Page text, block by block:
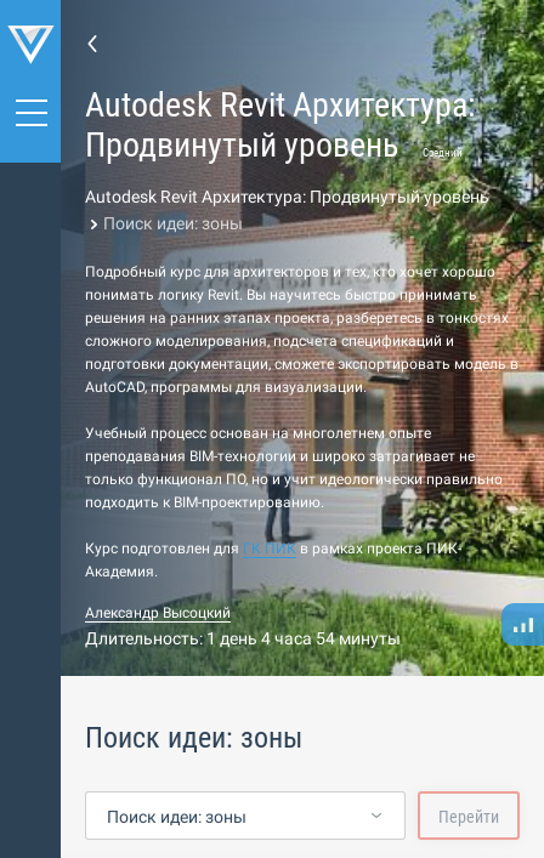
Autodesk Revit Архитектура:
Продвинутый уровень
Средний
Autodesk Revit Архитектура: Продвинутый уровень
Поиск идеи: зоны
Подробный курс для архитекторов и тех, кто хочет хорошо
понимать логику Revit. Вы научитесь быстро принимать
решения на ранних этапах проекта, разберетесь в тонкостях
сложного моделирования, подсчета спецификаций и
подготовки документации, сможете экспортировать модель в
AutoCAD, программы для визуализации.
Учебный процесс основан на многолетнем опыте
преподавания BIM-технологии и широко затрагивает не
только функционал ПО, но и учит идеологически правильно
подходить к BIM-проектированию.
Курс подготовлен для ГК ПИК в рамках проекта ПИК-
Академия.
Александр Высоцкий
Длительность: 1 день 4 часа 54 минуты
Поиск идеи: зоны
Поиск идеи: зоны Перейти